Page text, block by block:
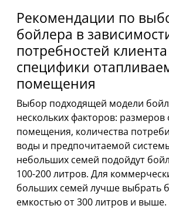
Рекомендации по
бойлера в
потребностей
специфики
помещения
Выбор подходящей модели
нескольких факторов:
помещения, количества
воды и предпочитаемой
небольших семей подойдут
100-200 литров. Для
больших семей лучше выбрать
емкостью от 300 литров и